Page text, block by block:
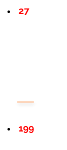
27
199